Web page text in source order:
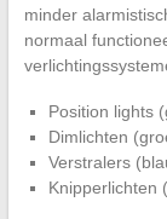
minder
normaal
Position lights
Dimlichten
Verstralers
Knipperlichten